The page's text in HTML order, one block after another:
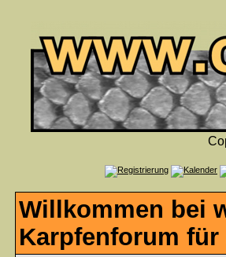
Willkommen bei
Karpfenforum